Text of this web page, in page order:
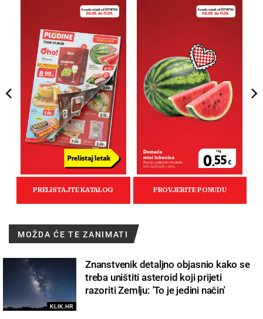
MOŽDA ĆE TE ZANIMATI
KLIK.HR
Znanstvenik detaljno objasnio kako se
treba uništiti asteroid koji prijeti
razoriti Zemlju: 'To je jedini način'